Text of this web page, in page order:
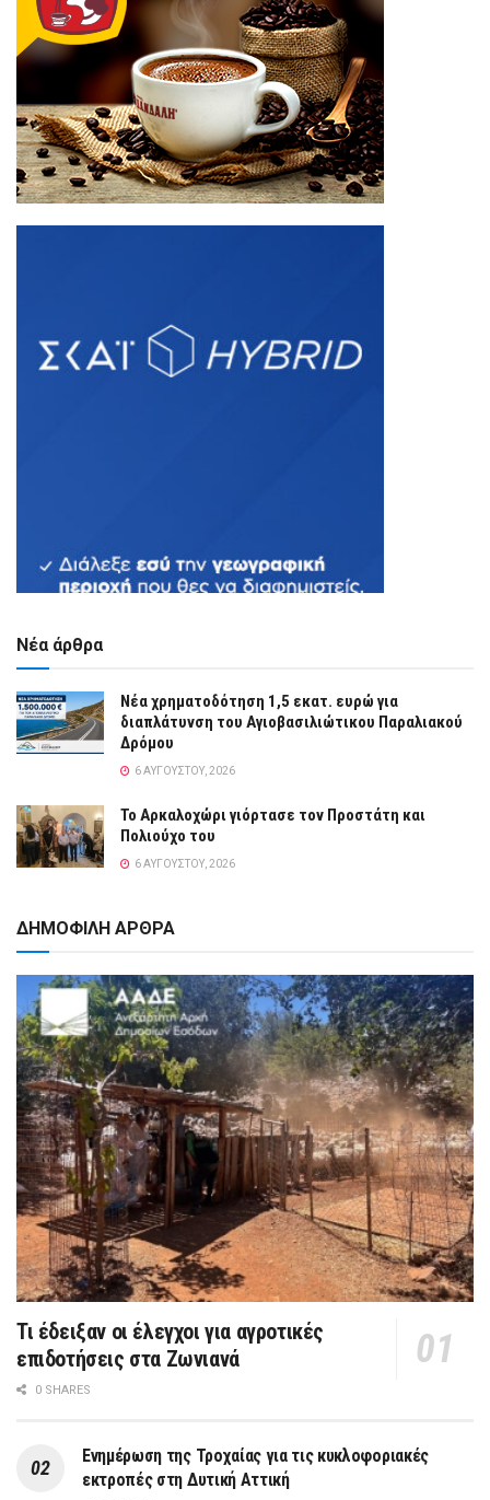
Νέα άρθρα
Νέα χρηματοδότηση 1,5 εκατ. ευρώ για
διαπλάτυνση του Αγιοβασιλιώτικου Παραλιακού
Δρόμου
6 ΑΥΓΟΎΣΤΟΥ, 2026
Το Αρκαλοχώρι γιόρτασε τον Προστάτη και
Πολιούχο του
6 ΑΥΓΟΎΣΤΟΥ, 2026
ΔΗΜΟΦΙΛΗ ΑΡΘΡΑ
Τι έδειξαν οι έλεγχοι για αγροτικές
επιδοτήσεις στα Ζωνιανά
0 SHARES
Ενημέρωση της Τροχαίας για τις κυκλοφοριακές
εκτροπές στη Δυτική Αττική